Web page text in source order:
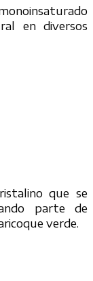
en diversos
que se
parte de
verde.